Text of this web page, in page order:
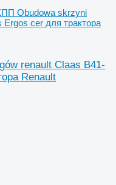
Obudowa skrzyni
Ergos cer для трактора
renault Claas B41-
Renault